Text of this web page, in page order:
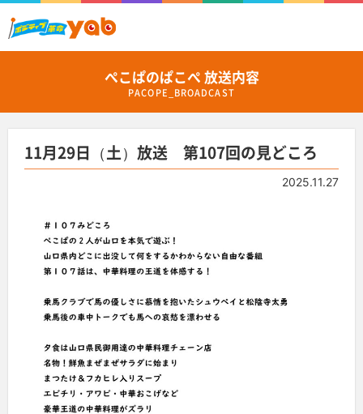
ぺこぱのぱこぺ 放送内容
PACOPE_BROADCAST
11月29日（土）放送 第107回の見どころ
2025.11.27